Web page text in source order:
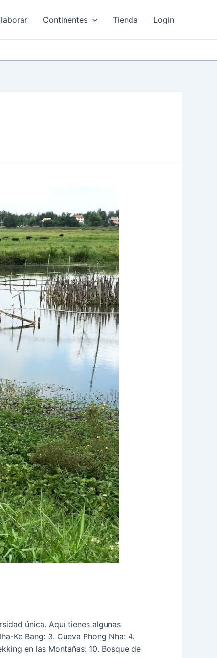
Continentes Tienda Login
única. Aquí tienes algunas
Ke Bang: 3. Cueva Phong Nha: 4.
en las Montañas: 10. Bosque de